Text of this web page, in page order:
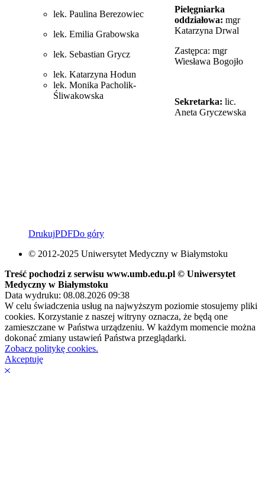
lek. Paulina Berezowiec
lek. Emilia Grabowska
lek. Sebastian Grycz
lek. Katarzyna Hodun
lek. Monika Pacholik-
Śliwakowska
Pielęgniarka
oddziałowa: mgr
Katarzyna Drwal
Zastępca: mgr
Wiesława Bogojło
Sekretarka: lic.
Aneta Gryczewska
DrukujPDFDo góry
© 2012-2025 Uniwersytet Medyczny w Białymstoku
Treść pochodzi z serwisu www.umb.edu.pl © Uniwersytet
Medyczny w Białymstoku
Data wydruku: 08.08.2026 09:38
W celu świadczenia usług na najwyższym poziomie stosujemy pliki
cookies. Korzystanie z naszej witryny oznacza, że będą one
zamieszczane w Państwa urządzeniu. W każdym momencie można
dokonać zmiany ustawień Państwa przeglądarki.
Zobacz politykę cookies.
Akceptuję